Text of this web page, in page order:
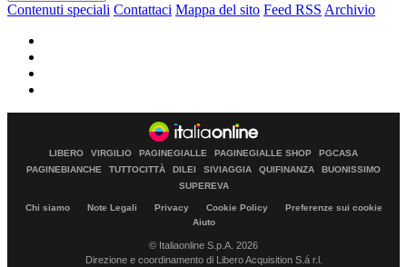
Contenuti speciali Contattaci Mappa del sito Feed RSS Archivio
LIBERO VIRGILIO PAGINEGIALLE PAGINEGIALLE SHOP
PGCASA
PAGINEBIANCHE
TUTTOCITTÀ DILEI SIVIAGGIA QUIFINANZA
BUONISSIMO
SUPEREVA
Chi siamo Note Legali Privacy Cookie Policy
Preferenze sui cookie
Aiuto
© Italiaonline S.p.A. 2026
Direzione e coordinamento di Libero Acquisition S.á r.l.